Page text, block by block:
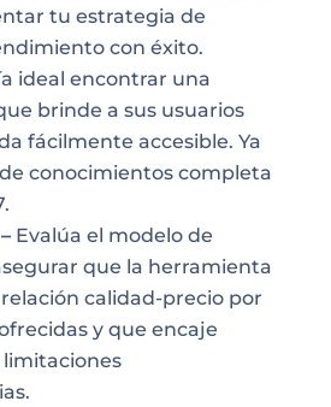
tu estrategia de
con éxito.
ideal encontrar una
brinde a sus usuarios
fácilmente accesible. Ya
conocimientos completa
Evalúa el modelo de
que la herramienta
calidad-precio por
y que encaje